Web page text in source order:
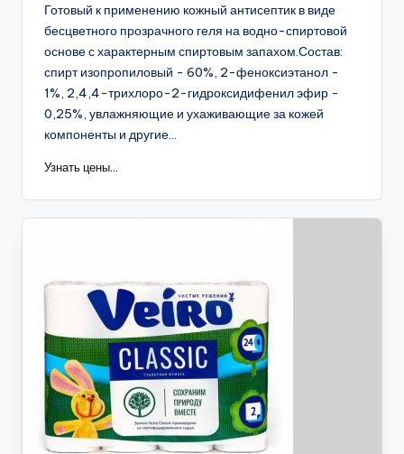
Готовый к применению кожный антисептик в виде
бесцветного прозрачного геля на водно-спиртовой
основе с характерным спиртовым запахом.Состав:
спирт изопропиловый - 60%, 2-феноксиэтанол -
1%, 2,4,4-трихлоро-2-гидроксидифенил эфир -
0,25%, увлажняющие и ухаживающие за кожей
компоненты и другие...
Узнать цены...